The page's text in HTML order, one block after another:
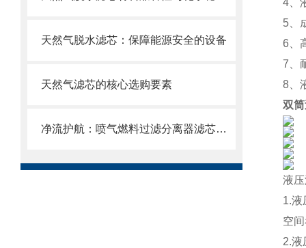
天然气脱水滤芯：保障能源安全的设备
天然气滤芯的核心选购要素
净流护航：喷气燃料过滤分离器滤芯的使用目的
4、
5、
6、
7、
8、
双
液
1.液
空
2.液